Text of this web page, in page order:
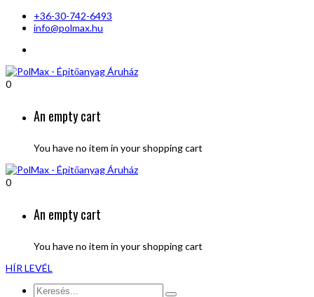
+36-30-742-6493
info@polmax.hu
0
An empty cart
You have no item in your shopping cart
0
An empty cart
You have no item in your shopping cart
HÍR LEVÉL